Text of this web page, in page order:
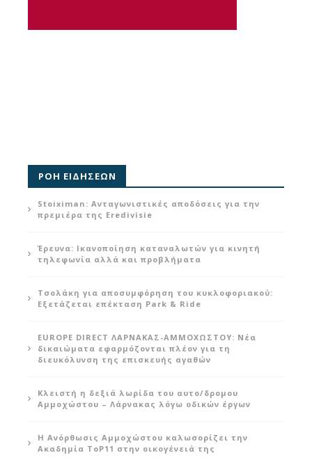
ΡΟΗ ΕΙΔΗΣΕΩΝ
Stoiximan: Ανταγωνιστικές αποδόσεις για την
πρεμιέρα της Eredivisie
Έρευνα: Ικανοποίηση καταναλωτών για κινητή
τηλεφωνία αλλά και προβλήματα
Τσολάκη για αποσυμφόρηση του κυκλοφοριακού:
Εξετάζεται επέκταση Park & Ride
EUROPE DIRECT ΛΑΡΝΑΚΑΣ-ΑΜΜΟΧΩΣΤΟΥ: Νέα
δικαιώματα εφαρμόζονται πλέον για τη
διευκόλυνση της επισκευής αγαθών
Κλειστή η δεξιά λωρίδα του αυτο/δρομου
Αμμοχώστου – Λάρνακας λόγω οδικών έργων
Η Ανόρθωσις Αμμοχώστου καλωσορίζει την
Ακαδημία ToP11 στην οικογένειά της